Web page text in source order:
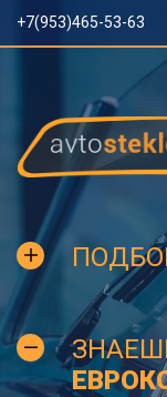
+7(953)465-53-63